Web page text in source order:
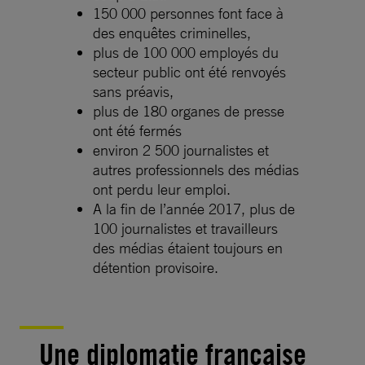
150 000 personnes font face à
des enquêtes criminelles,
plus de 100 000 employés du
secteur public ont été renvoyés
sans préavis,
plus de 180 organes de presse
ont été fermés
environ 2 500 journalistes et
autres professionnels des médias
ont perdu leur emploi.
A la fin de l’année 2017, plus de
100 journalistes et travailleurs
des médias étaient toujours en
détention provisoire.
Une diplomatie française